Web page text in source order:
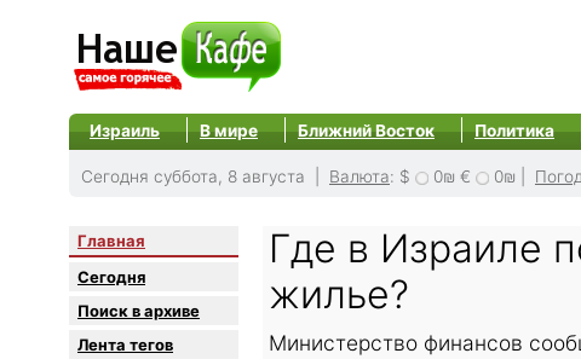
Израиль В мире Ближний Восток Политика
Сегодня суббота, 8 августа | Валюта: $ 0₪ € 0₪
Главная
Сегодня
Поиск в архиве
Лента тегов
Где в Израиле
жилье?
Министерство финансов